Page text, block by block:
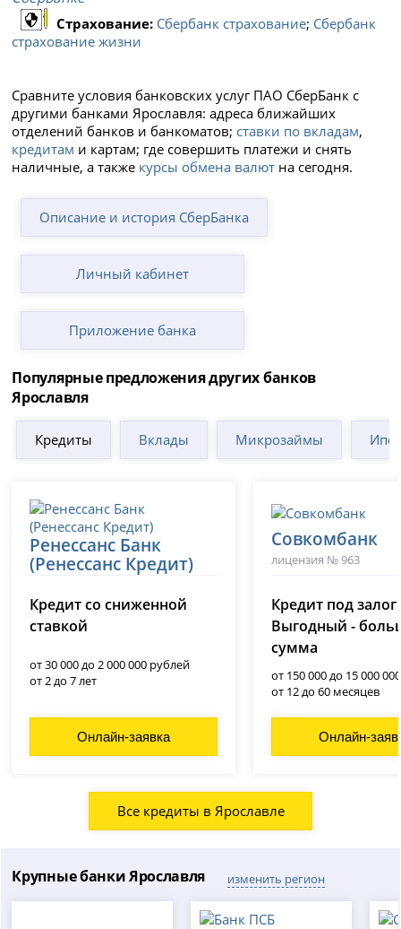
Страхование: Сбербанк страхование; Сбербанк
страхование жизни
Сравните условия банковских услуг ПАО СберБанк с
другими банками Ярославля: адреса ближайших
отделений банков и банкоматов; ставки по вкладам,
кредитам и картам; где совершить платежи и снять
наличные, а также курсы обмена валют на сегодня.
Описание и история СберБанка
Личный кабинет
Приложение банка
Популярные предложения других банков
Ярославля
Кредиты Вклады Микрозаймы
Ренессанс Банк
(Ренессанс Кредит)
Кредит со сниженной
ставкой
от 30 000 до 2 000 000 рублей
от 2 до 7 лет
Онлайн-заявка
Совкомбанк
лицензия № 963
Кредит под залог
Выгодный -
сумма
от 150 000 до 15 000
от 12 до 60 месяцев
Онлайн-
Все кредиты в Ярославле
Крупные банки Ярославля изменить регион